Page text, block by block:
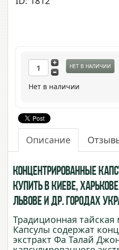
НЕТ В НАЛИЧИИ
Нет в наличии
Описание
Концентрированные
купить в Киеве,
Львове и др. городах
Традиционная
Капсулы содержат
экстракт Фа Талай